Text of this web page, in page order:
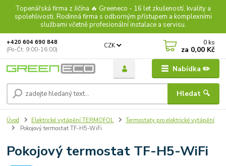
Topenářská firma z Jičína 🔥 Greeneco - 16 let zkušeností, kvality a
spolehlivosti. Rodinná firma s odborným přístupem a komplexními
službami včetně profesionální instalace a servisu.
Nabídka ✏️
CZK
Hledat 🔍
+420 604 690 848
(Po-Čt: 9:00-16:00)
0 ks
za 0,00 Kč
Úvod Elektrické vytápění TERMOFOL
Termostaty pro elektrické vytápění
Pokojový termostat TF-H5-WiFi
Pokojový termostat TF-H5-WiFi